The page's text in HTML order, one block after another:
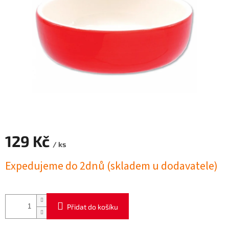
129 Kč / ks
cena:
Expedujeme do 2dnů (skladem u dodavatele)
Přidat do košíku